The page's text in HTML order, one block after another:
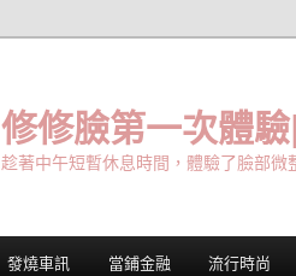
修修臉第一次體
趁著中午短暫休息時間，體驗了臉部微
發燒車訊 當鋪金融 流行時尚